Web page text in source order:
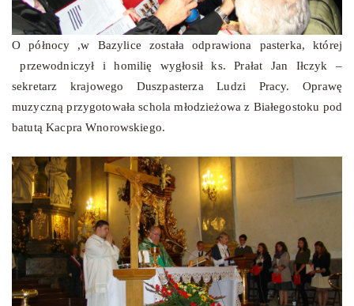
O północy ,w Bazylice została odprawiona pasterka, której
przewodniczył i homilię wygłosił ks. Prałat Jan Iłczyk –
sekretarz krajowego Duszpasterza Ludzi Pracy. Oprawę
muzyczną przygotowała schola młodzieżowa z Białegostoku pod
batutą Kacpra Wnorowskiego.